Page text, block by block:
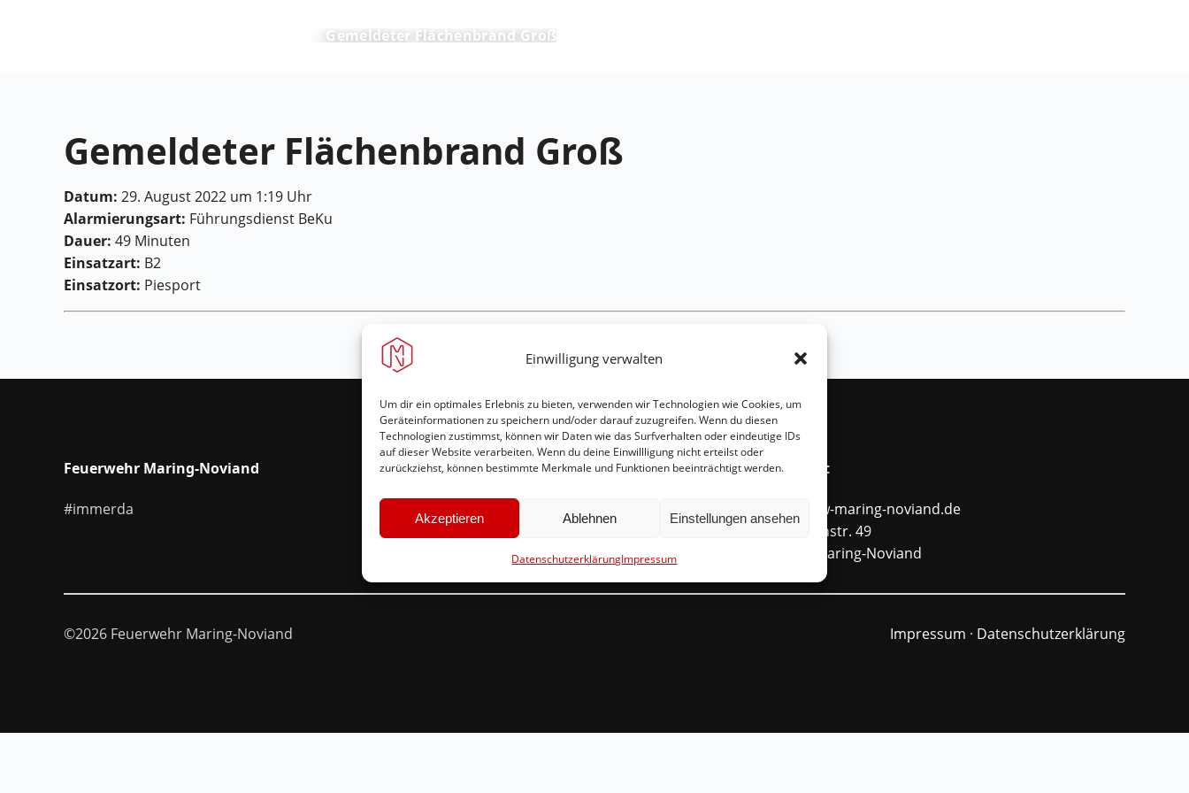
Einwilligung verwalten
Um dir ein optimales Erlebnis zu bieten, verwenden wir Technologien wie Cookies, um
Geräteinformationen zu speichern und/oder darauf zuzugreifen. Wenn du diesen
Technologien zustimmst, können wir Daten wie das Surfverhalten oder eindeutige IDs
auf dieser Website verarbeiten. Wenn du deine Einwillligung nicht erteilst oder
zurückziehst, können bestimmte Merkmale und Funktionen beeinträchtigt werden.
Akzeptieren Ablehnen Einstellungen ansehen
DatenschutzerklärungImpressum
Gemeldeter Flächenbrand Groß
Gemeldeter Flächenbrand Groß
Datum: 29. August 2022 um 1:19 Uhr
Alarmierungsart: Führungsdienst BeKu
Dauer: 49 Minuten
Einsatzart: B2
Einsatzort: Piesport
Feuerwehr Maring-Noviand
#immerda
Schnellinks
Instagram
Facebook
Mitglied werden
Kontakt
info@ffw-maring-noviand.de
Brunnenstr. 49
54484 Maring-Noviand
©2026 Feuerwehr Maring-Noviand Impressum · Datenschutzerklärung